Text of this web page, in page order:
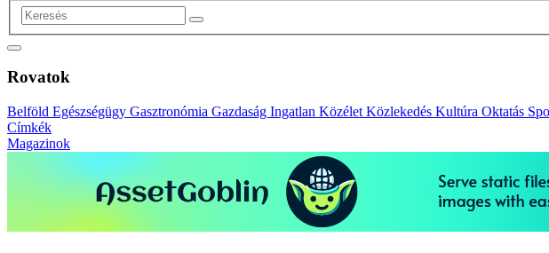
Rovatok
Belföld Egészségügy Gasztronómia Gazdaság Ingatlan Közélet Közlekedés Kultúra Oktatás
Címkék
Magazinok